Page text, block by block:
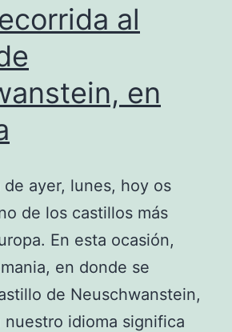
al
en
ayer, lunes, hoy os
de los castillos más
En esta ocasión,
en donde se
de Neuschwanstein,
idioma significa